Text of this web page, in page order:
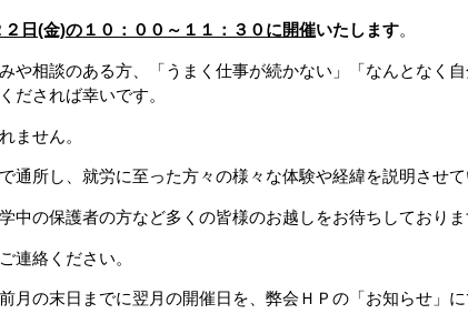
日(金)の１０：００～１１：３０に開催いたします。
や相談のある方、「うまく仕事が続かない」「なんとなく
だされば幸いです。
ません。
通所し、就労に至った方々の様々な体験や経緯を説明させて
中の保護者の方など多くの皆様のお越しをお待ちしておりま
連絡ください。
月の末日までに翌月の開催日を、弊会ＨＰの「お知らせ」に